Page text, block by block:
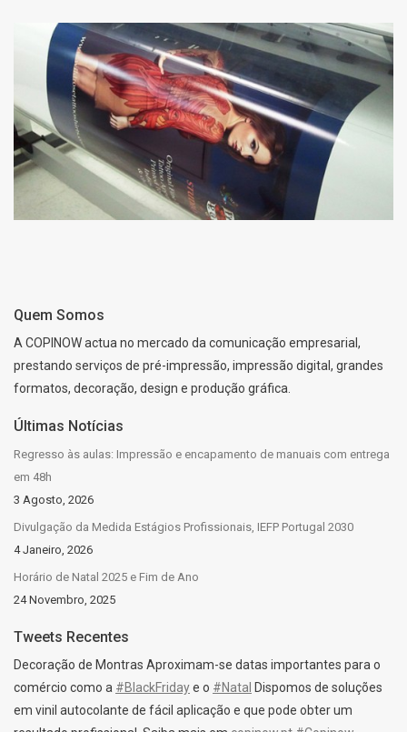
Quem Somos
A COPINOW actua no mercado da comunicação empresarial,
prestando serviços de pré-impressão, impressão digital, grandes
formatos, decoração, design e produção gráfica.
Últimas Notícias
Regresso às aulas: Impressão e encapamento de manuais com entrega
em 48h
3 Agosto, 2026
Divulgação da Medida Estágios Profissionais, IEFP Portugal 2030
4 Janeiro, 2026
Horário de Natal 2025 e Fim de Ano
24 Novembro, 2025
Tweets Recentes
Decoração de Montras Aproximam-se datas importantes para o
comércio como a #BlackFridaye o #Natal Dispomos de soluções
em vinil autocolante de fácil aplicação e que pode obter um